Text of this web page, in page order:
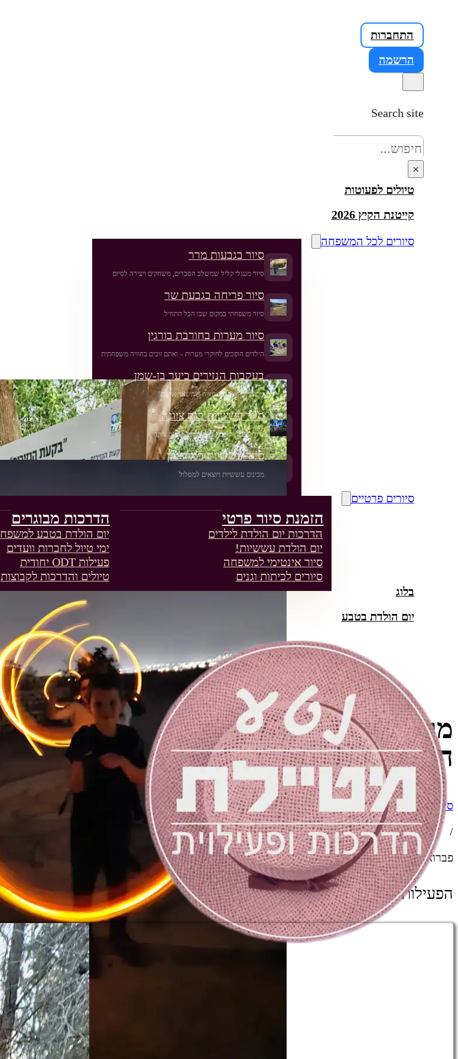
התחברות
הרשמה
Search site
חיפוש
×
טיולים לפעוטות
קייטנת הקיץ 2026
סיורים לכל המשפחה
סיור בגבעות מרר
סיור מעגלי קליל שמשלב הסברים, משחקים ויצירה לסיום
סיור פריחה בגבעת שר
סיור משפחתי במקום שבו הכל התחיל
סיור מערות בחורבת בורגין
הילדים הופכים לחוקרי מערות – ואתם זוכים בחוויה משפחתית
בעקבות הנזירים ביער בן-שמן
גיבוש, כייף וטבע- חוויה שתשאר אתכם!
בעקבות הנזירים שחיו במעמקי יער בן שמן לפני מאות שנים
סיור עששיות בנס ציונה
סיור עששיות בגבעות הכורכר שבנס ציונה
סיור עששיות במודיעין
מכינים עששיות ויוצאים למסלול
סיורים פרטיים
הזמנת סיור פרטי
הדרכות יום הולדת לילדים
יום הולדת עששיות!
סיור אינטימי למשפחה
סיורים לכיתות וגנים
הדרכות מבוגרים
יום הולדת בטבע
ימי טיול לחברות וועדים
פעילות ODT יחודית
טיולים והדרכות לקבוצות
בלוג
יום הולדת בטבע
מרקמים-וריחות הטיולים
הראשונים שלי
סיורים
/
פברואר 7, 2026
הפעילות מתקיימת במודיעין